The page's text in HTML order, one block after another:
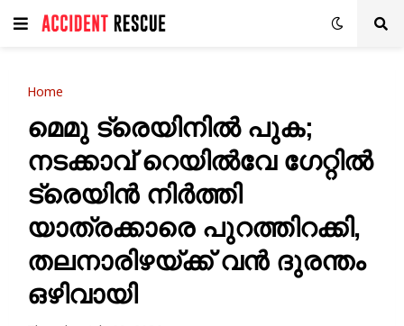
Home
മെമു ട്രെയിനിൽ പുക;
നടക്കാവ് റെയിൽവേ ഗേറ്റിൽ
ട്രെയിൻ നിർത്തി
യാത്രക്കാരെ പുറത്തിറക്കി,
തലനാരിഴയ്ക്ക് വൻ ദുരന്തം
ഒഴിവായി